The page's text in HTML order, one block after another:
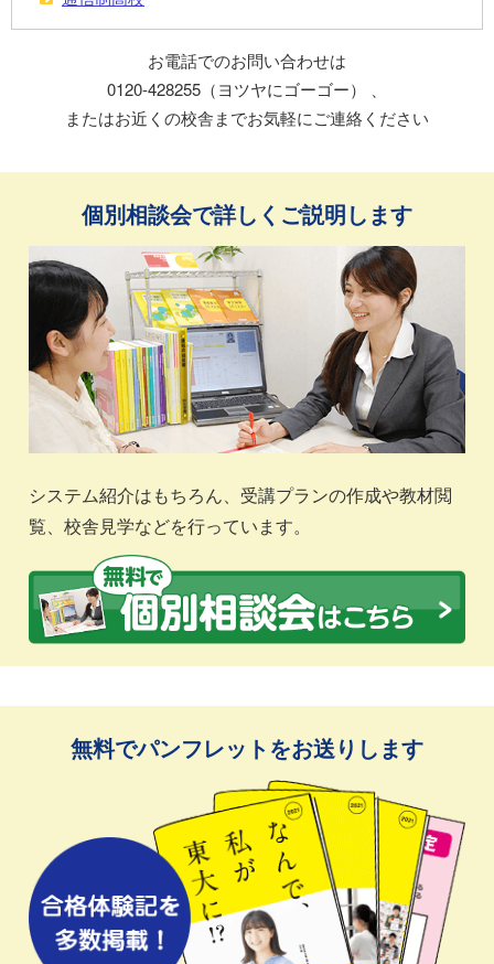
お電話でのお問い合わせは
0120-428255（ヨツヤにゴーゴー） 、
またはお近くの校舎までお気軽にご連絡ください
個別相談会で詳しくご説明します
システム紹介はもちろん、受講プランの作成や教材閲
覧、校舎見学などを行っています。
無料でパンフレットをお送りします